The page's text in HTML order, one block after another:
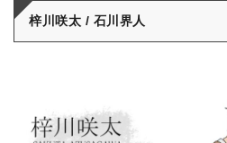
梓川咲太 / 石川界人